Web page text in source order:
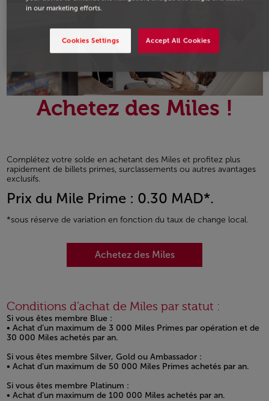
Achetez des Miles !
Complétez votre solde en achetant des Miles et profitez plus
rapidement de billets primes, surclassements ou autres avantages
exclusifs.
Prix du Mile Prime : 0.30 MAD*.
*sous réserve de variation en fonction du taux de change local.
Achetez des Miles
Conditions d’achat de Miles par statut :
Si vous êtes membre Blue :
• Achat d’un maximum de 3 000 Miles Primes par opération et de
30 000 Miles achetés par an.
Si vous êtes membre Silver, Gold ou Ambassador :
• Achat d’un maximum de 50 000 Miles Primes achetés par an.
Si vous êtes membre Platinum :
• Achat d’un maximum de 100 000 Miles achetés par an.
in our marketing efforts.
Accept All Cookies
Cookies Settings